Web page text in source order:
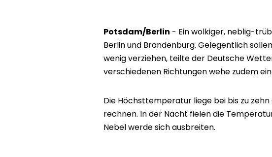
Potsdam/Berlin - Ein wolkiger, neblig-
Berlin und Brandenburg. Gelegentlich
wenig verziehen, teilte der Deutsche
verschiedenen Richtungen wehe zudem
Die Höchsttemperatur liege bei bis zu
rechnen. In der Nacht fielen die
Nebel werde sich ausbreiten.